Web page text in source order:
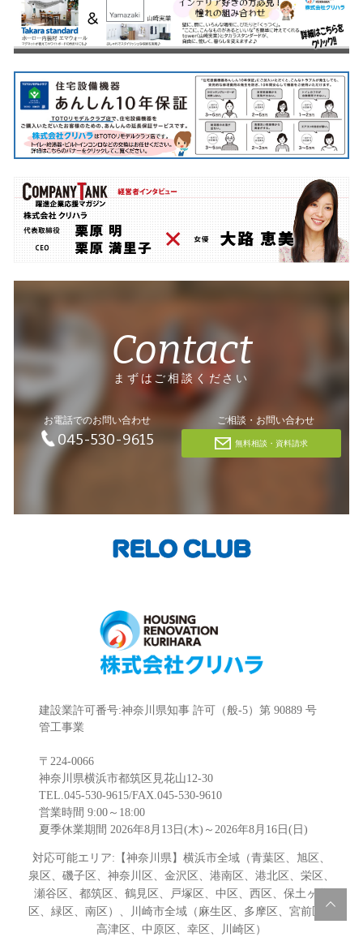
Contact
まずはご相談ください
お電話でのお問い合わせ
045-530-9615
ご相談・お問い合わせ
無料相談・資料請求
建設業許可番号:神奈川県知事 許可（般-5）第 90889 号
管工事業
〒224-0066
神奈川県横浜市都筑区見花山12-30
TEL.045-530-9615/FAX.045-530-9610
営業時間 9:00～18:00
夏季休業期間 2026年8月13日(木)～2026年8月16日(日)
対応可能エリア:【神奈川県】横浜市全域（青葉区、旭区、
泉区、磯子区、神奈川区、金沢区、港南区、港北区、栄区、
瀬谷区、都筑区、鶴見区、戸塚区、中区、西区、保土ヶ谷
区、緑区、南区）、川崎市全域（麻生区、多摩区、宮前区、
高津区、中原区、幸区、川崎区）